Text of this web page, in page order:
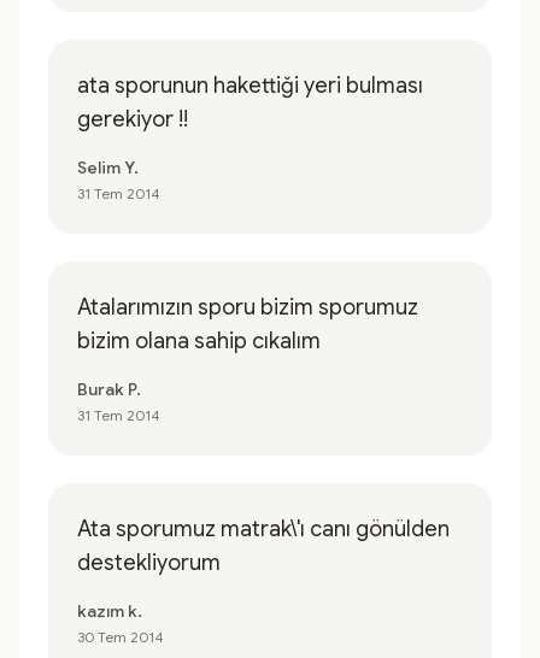
ata sporunun hakettiği yeri bulması
gerekiyor !!
Selim Y.
31 Tem 2014
Atalarımızın sporu bizim sporumuz
bizim olana sahip cıkalım
Burak P.
31 Tem 2014
Ata sporumuz matrak\'ı canı gönülden
destekliyorum
kazım k.
30 Tem 2014